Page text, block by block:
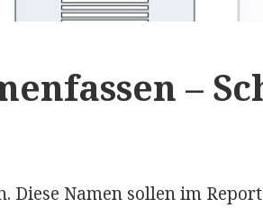
–
Diese Namen sollen im